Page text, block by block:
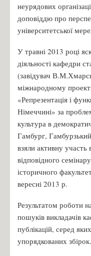
неурядових
доповіддю про
університетської
У травні 2013 році
діяльності кафедри
(завідувач
міжнародному
«Репрезентація і
Німеччині» за
культура в
Гамбург,
взяли активну участь
відповідного
історичного
вересні 2013 р.
Результатом роботи
пошуків викладачів
публікацій, серед
упорядкованих збірок.